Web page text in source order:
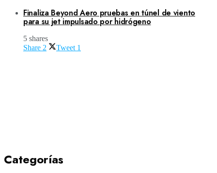
Finaliza Beyond Aero pruebas en túnel de viento
para su jet impulsado por hidrógeno
5 shares
Share 2 Tweet 1
Categorías